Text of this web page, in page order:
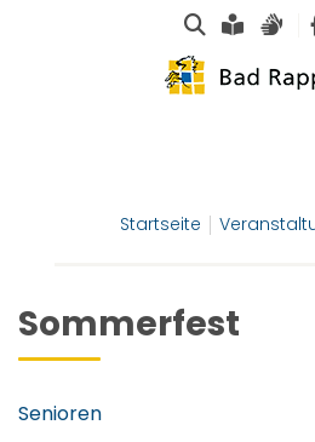
Suche
Startseite
Sommerfest
Senioren